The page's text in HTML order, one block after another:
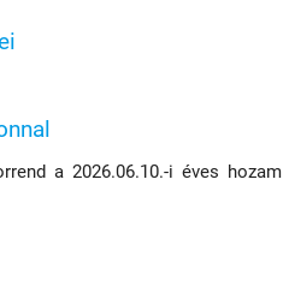
a 2026.06.10.-i éves hozam